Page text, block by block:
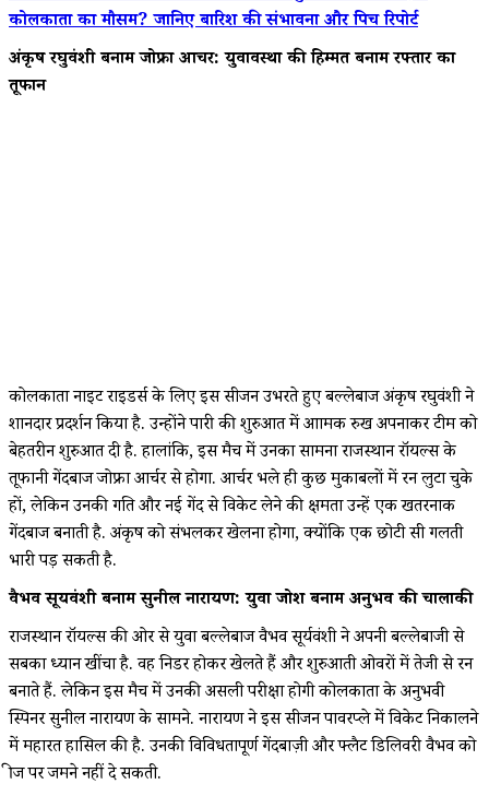
कोलकाता का मौसम? जानिए बारिश की संभावना और पिच रिपोर्ट
अंकृष रघुवंशी बनाम जोफ्रा आर्चर: युवावस्था की हिम्मत बनाम रफ्तार का
तूफान
कोलकाता नाइट राइडर्स के लिए इस सीजन उभरते हुए बल्लेबाज अंकृष रघुवंशी ने
शानदार प्रदर्शन किया है. उन्होंने पारी की शुरुआत में आक्रामक रुख अपनाकर टीम को
बेहतरीन शुरुआत दी है. हालांकि, इस मैच में उनका सामना राजस्थान रॉयल्स के
तूफानी गेंदबाज जोफ्रा आर्चर से होगा. आर्चर भले ही कुछ मुकाबलों में रन लुटा चुके
हों, लेकिन उनकी गति और नई गेंद से विकेट लेने की क्षमता उन्हें एक खतरनाक
गेंदबाज बनाती है. अंकृष को संभलकर खेलना होगा, क्योंकि एक छोटी सी गलती
भारी पड़ सकती है.
वैभव सूर्यवंशी बनाम सुनील नारायण: युवा जोश बनाम अनुभव की चालाकी
राजस्थान रॉयल्स की ओर से युवा बल्लेबाज वैभव सूर्यवंशी ने अपनी बल्लेबाजी से
सबका ध्यान खींचा है. वह निडर होकर खेलते हैं और शुरुआती ओवरों में तेजी से रन
बनाते हैं. लेकिन इस मैच में उनकी असली परीक्षा होगी कोलकाता के अनुभवी
स्पिनर सुनील नारायण के सामने. नारायण ने इस सीजन पावरप्ले में विकेट निकालने
में महारत हासिल की है. उनकी विविधतापूर्ण गेंदबाज़ी और फ्लैट डिलिवरी वैभव को
क्रीज पर जमने नहीं दे सकती.